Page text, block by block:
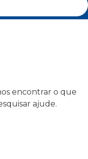
encontrar o que
ajude.